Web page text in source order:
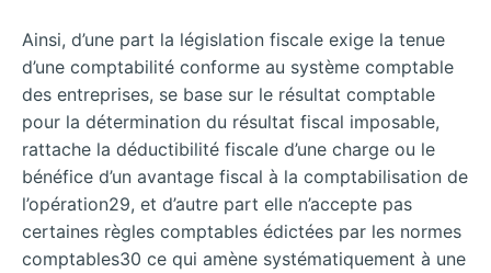
Ainsi, d’une part la législation fiscale exige la tenue
d’une comptabilité conforme au système comptable
des entreprises, se base sur le résultat comptable
pour la détermination du résultat fiscal imposable,
rattache la déductibilité fiscale d’une charge ou le
bénéfice d’un avantage fiscal à la comptabilisation de
l’opération29, et d’autre part elle n’accepte pas
certaines règles comptables édictées par les normes
comptables30 ce qui amène systématiquement à une